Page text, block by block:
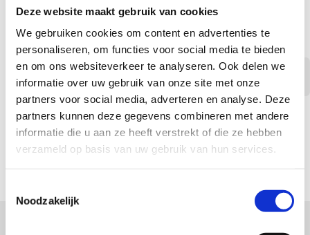
Deze website maakt gebruik van cookies
We gebruiken cookies om content en advertenties te
personaliseren, om functies voor social media te bieden
en om ons websiteverkeer te analyseren. Ook delen we
informatie over uw gebruik van onze site met onze
partners voor social media, adverteren en analyse. Deze
partners kunnen deze gegevens combineren met andere
informatie die u aan ze heeft verstrekt of die ze hebben
verzameld op basis van uw gebruik van hun services.
Noodzakelijk
Ben jij enthousiast geworden over de vacature? Solliciteer dan
snel of bel voor vragen.
Vacature is verlopen
Het sollicitatieproces
Zo gaan we te werk als jij solliciteert op een functie bij Cottus.